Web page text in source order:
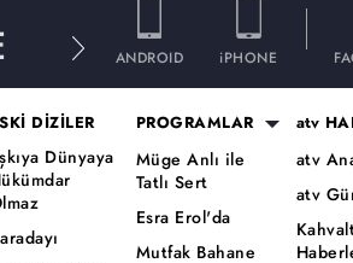
ANDROID iPHONE
DİZİLER
Dünyaya
PROGRAMLAR
Müge Anlı ile
Tatlı Sert
Esra Erol'da
Mutfak Bahane
atv
atv
atv